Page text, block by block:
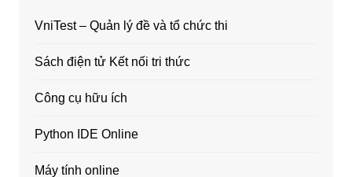
VniTest – Quản lý đề và tổ chức thi
Sách điện tử Kết nối tri thức
Công cụ hữu ích
Python IDE Online
Máy tính online